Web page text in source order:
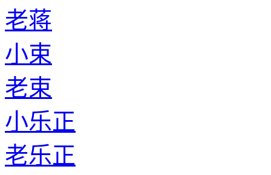
老蒋
小束
老束
小乐正
老乐正